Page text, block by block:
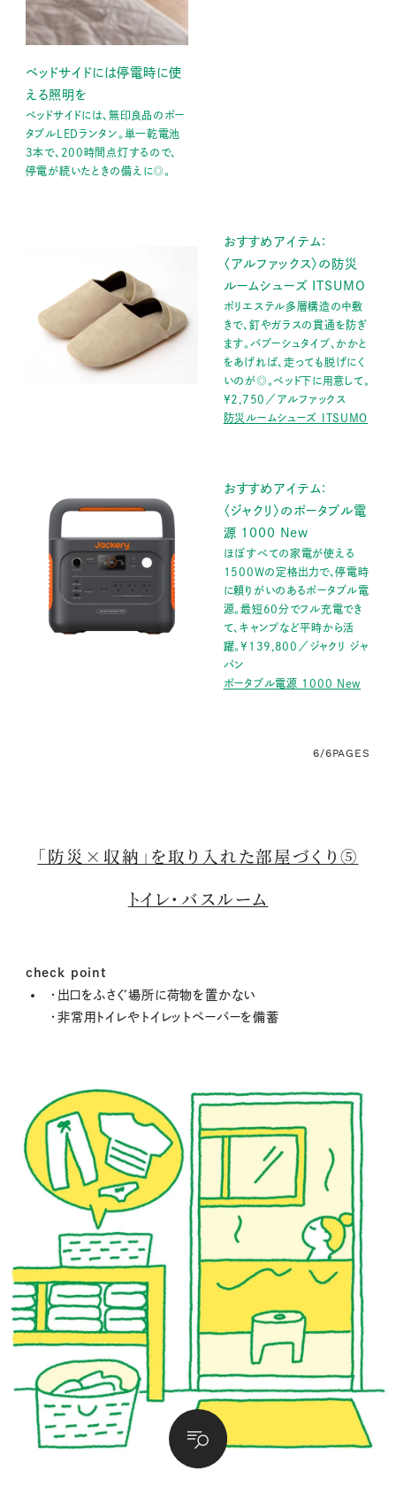
ベッドサイドには停電時に使
える照明を
ベッドサイドには、無印良品のポー
タブルLEDランタン。単一乾電池
3本で、200時間点灯するので、
停電が続いたときの備えに◎。
おすすめアイテム：
〈アルファックス〉の防災
ルームシューズ ITSUMO
ポリエステル多層構造の中敷
きで、釘やガラスの貫通を防ぎ
ます。バブーシュタイプ、かかと
をあげれば、走っても脱げにく
いのが◎。ベッド下に用意して。
¥2,750／アルファックス
防災ルームシューズ ITSUMO
おすすめアイテム：
〈ジャクリ〉のポータブル電
源 1000 New
ほぼすべての家電が使える
1500Wの定格出力で、停電時
に頼りがいのあるポータブル電
源。最短60分でフル充電でき
て、キャンプなど平時から活
躍。¥139,800／ジャクリ ジャ
パン
ポータブル電源 1000 New
6/6PAGES
「防災×収納」を取り入れた部屋づくり⑤
トイレ・バスルーム
check point
・出口をふさぐ場所に荷物を置かない
・非常用トイレやトイレットペーパーを備蓄